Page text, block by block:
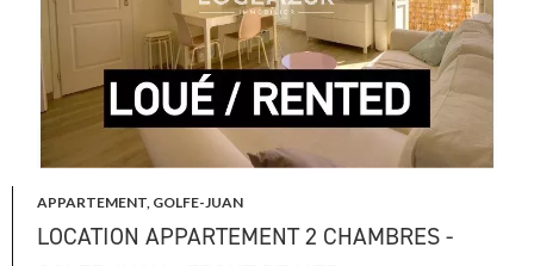
APPARTEMENT, GOLFE-JUAN
LOCATION APPARTEMENT 2 CHAMBRES -